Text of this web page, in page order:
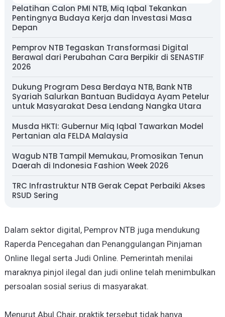
Pelatihan Calon PMI NTB, Miq Iqbal Tekankan
Pentingnya Budaya Kerja dan Investasi Masa
Depan
Pemprov NTB Tegaskan Transformasi Digital
Berawal dari Perubahan Cara Berpikir di SENASTIF
2026
Dukung Program Desa Berdaya NTB, Bank NTB
Syariah Salurkan Bantuan Budidaya Ayam Petelur
untuk Masyarakat Desa Lendang Nangka Utara
Musda HKTI: Gubernur Miq Iqbal Tawarkan Model
Pertanian ala FELDA Malaysia
Wagub NTB Tampil Memukau, Promosikan Tenun
Daerah di Indonesia Fashion Week 2026
TRC Infrastruktur NTB Gerak Cepat Perbaiki Akses
RSUD Sering
Dalam sektor digital, Pemprov NTB juga mendukung
Raperda Pencegahan dan Penanggulangan Pinjaman
Online Ilegal serta Judi Online. Pemerintah menilai
maraknya pinjol ilegal dan judi online telah menimbulkan
persoalan sosial serius di masyarakat.
Menurut Abul Chair, praktik tersebut tidak hanya